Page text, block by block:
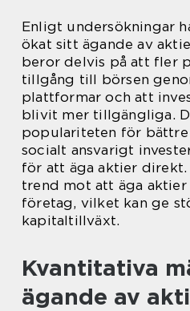
Enligt undersökningar
ökat sitt ägande av
beror delvis på att fler
tillgång till börsen
plattformar och att
blivit mer tillgängliga.
populariteten för
socialt ansvarigt
för att äga aktier direkt.
trend mot att äga
företag, vilket kan ge
kapitaltillväxt.
Kvantitativa
ägande av